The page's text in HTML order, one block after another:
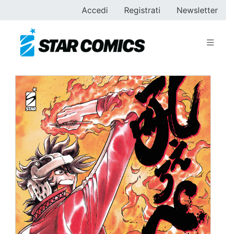
Accedi Registrati Newsletter